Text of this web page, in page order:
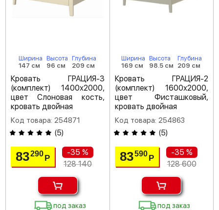
Ширина
147 см
Высота
96 см
Глубина
209 см
Кровать ГРАЦИЯ-3
(комплект) 1400х2000,
цвет Слоновая кость,
кровать двойная
Код товара: 254871
(5)
83290 Р
-35 %
128 140
под заказ
Ширина
169 см
Высота
98.5 см
Глубина
209 см
Кровать ГРАЦИЯ-2
(комплект) 1600х2000,
цвет Фисташковый,
кровать двойная
Код товара: 254863
(5)
83590 Р
-35 %
128 600
под заказ